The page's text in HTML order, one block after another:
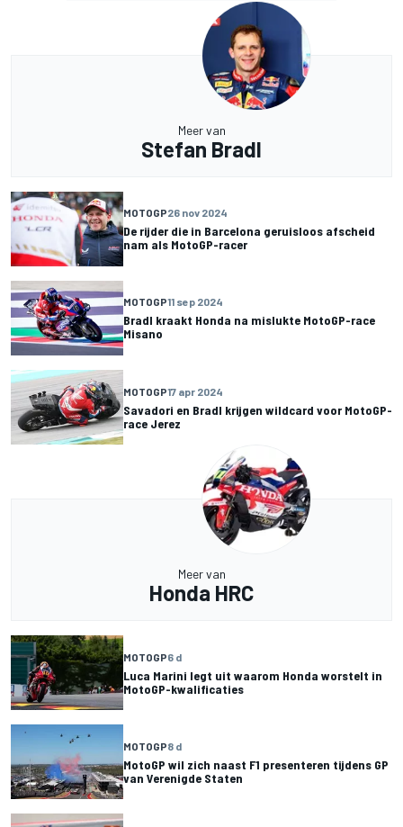
Meer van
Stefan Bradl
MOTOGP26 nov 2024
De rijder die in Barcelona geruisloos afscheid
nam als MotoGP-racer
MOTOGP11 sep 2024
Bradl kraakt Honda na mislukte MotoGP-race
Misano
MOTOGP17 apr 2024
Savadori en Bradl krijgen wildcard voor MotoGP-
race Jerez
Meer van
Honda HRC
MOTOGP6 d
Luca Marini legt uit waarom Honda worstelt in
MotoGP-kwalificaties
MOTOGP8 d
MotoGP wil zich naast F1 presenteren tijdens GP
van Verenigde Staten